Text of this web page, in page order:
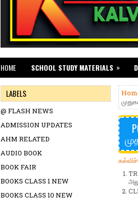
HOME SCHOOL STUDY MATERIALS »
LABELS
@ FLASH NEWS
ADMISSION UPDATES
AHM RELATED
AUDIO BOOK
BOOK FAIR
BOOKS CLASS 1 NEW
BOOKS CLASS 10 NEW